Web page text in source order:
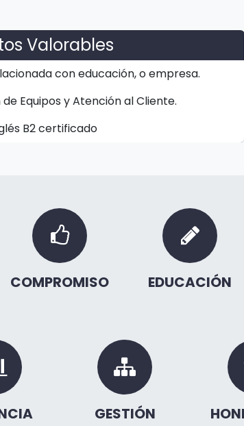
Valorables
con educación, o empresa.
Equipos y Atención al Cliente.
B2 certificado
COMPROMISO EDUCACIÓN
GESTIÓN